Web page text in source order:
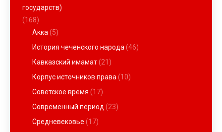
государств)
(168)
Акка (5)
История чеченского народа (46)
Кавказский имамат(21)
Корпус источников права (10)
Советское время (17)
Современный период (23)
Средневековье (17)